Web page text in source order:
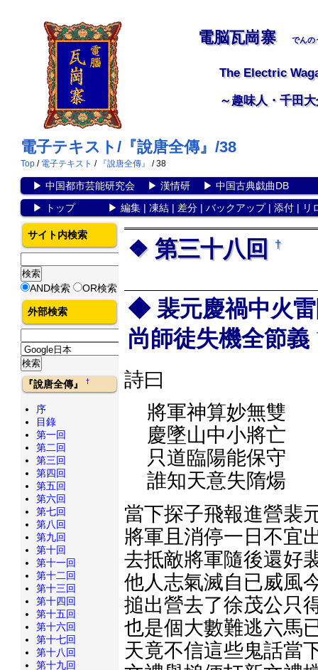
電脳瓦崗寨 でんの
The Electric
～趣味人・千田
電子テキスト/『說唐全傳』/38
Top / 電子テキスト / 『說唐全傳』 / 38
▶ 中国都市芸能研究会▶ 漢情研▶ 中国古典戯曲DB
▶
トップ▶ 編集| 凍結| 差分| バックアップ| 添付| リ
第三十八回 †
裴元慶禍中火
尚師徒失機全節義
詩曰
將軍神算妙無雙
慶墜山中小將亡
只道臨陽能保守
誰知天意失隋煬
當下探子飛報進營裴
將軍且消停一日不宜
去抵敵將軍隨後還好
他人志氣滅自已威風
搥出營去了徐茂公只
也是個大數難逃六馬
天竟不信這些鬼話當
サイト内検索
AND検索 OR検索
外部検索
『說唐全傳』†
序
目錄
第一回
第二回
第三回
第四回
第五回
第六回
第七回
第八回
第九回
第十回
第十一回
第十二回
第十三回
第十四回
第十五回
第十六回
第十七回
第十八回
第十九回